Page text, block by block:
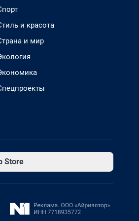
и красота
и мир
Store